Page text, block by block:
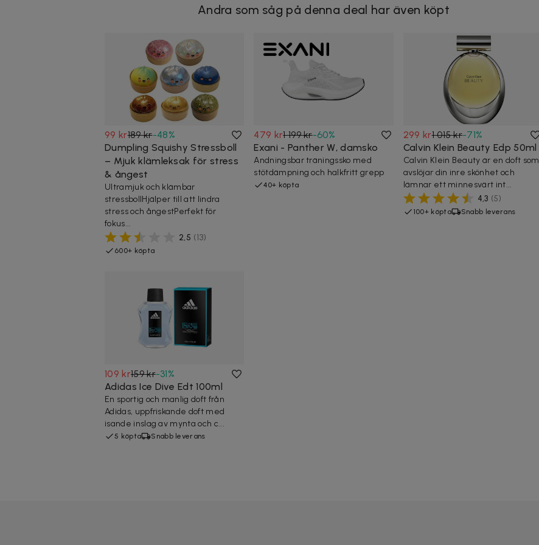
Andra som såg på denna deal har även köpt
99 kr189 kr-48%
Dumpling Squishy Stressboll
– Mjuk klämleksak för stress
& ångest
Ultramjuk och klämbar
stressbollHjälper till att lindra
stress och ångestPerfekt för
fokus...
2,5 (13)
600+ köpta
479 kr1 199 kr-60%
Exani - Panther W, damsko
Andningsbar träningssko med
stötdämpning och halkfritt grepp
40+ köpta
299 kr1 015 kr-71%
Calvin Klein Beauty Edp 50ml
Calvin Klein Beauty är en doft som
avslöjar din inre skönhet och
lämnar ett minnesvärt int...
4,3 (5)
100+ köpta Snabb leverans
109 kr159 kr-31%
Adidas Ice Dive Edt 100ml
En sportig och manlig doft från
Adidas, uppfriskande doft med
isande inslag av mynta och c...
5 köpta Snabb leverans